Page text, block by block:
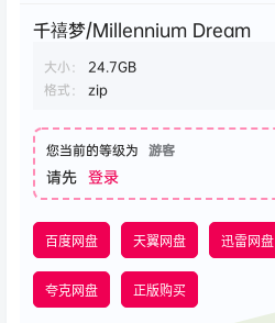
千禧梦/Millennium Dream
大小：
24.7GB
格式：
zip
您当前的等级为 游客
请先 登录
百度网盘 天翼网盘 迅雷网盘
夸克网盘 正版购买